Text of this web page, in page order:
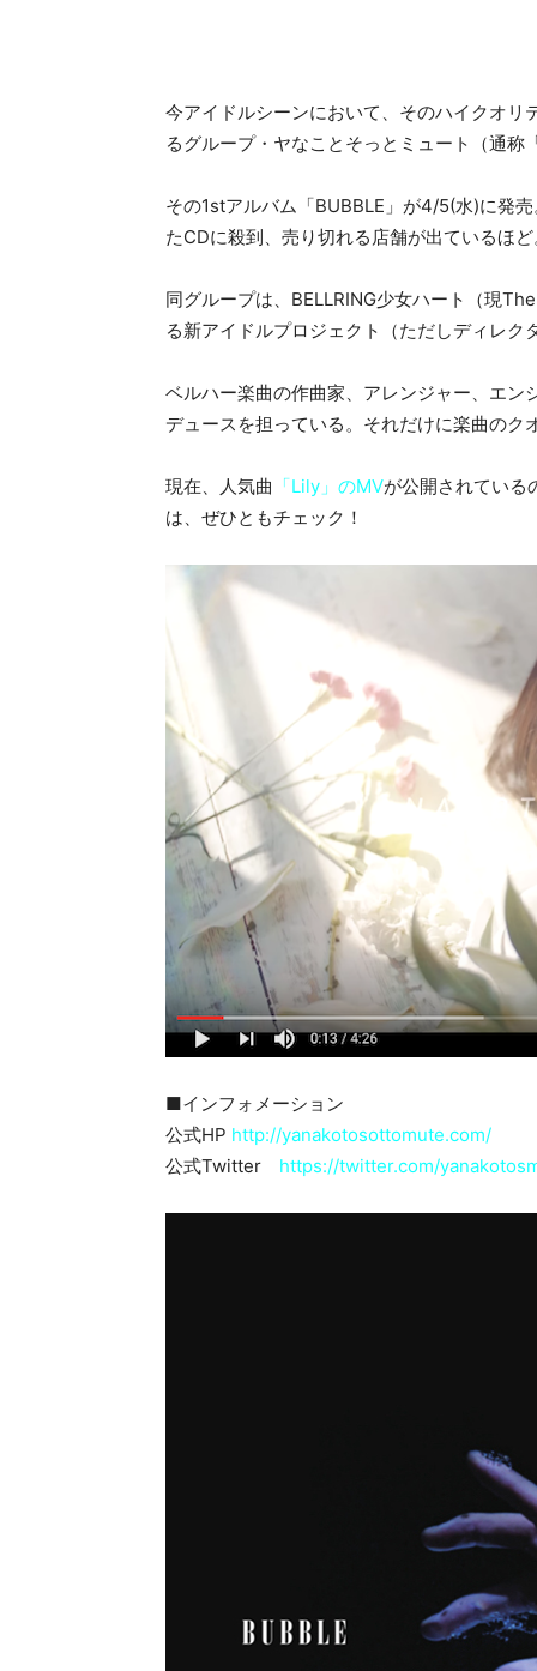
今アイドルシーンにおいて、そのハイクオ
るグループ・ヤなことそっとミュート（通称
その1stアルバム「BUBBLE」が4/5(水)に発
たCDに殺到、売り切れる店舗が出ているほ
同グループは、BELLRING少女ハート（現
る新アイドルプロジェクト（ただしディレ
ベルハー楽曲の作曲家、アレンジャー、エン
デュースを担っている。それだけに楽曲のク
現在、人気曲 「Lily」のMVが公開されている
は、ぜひともチェック！
■インフォメーション
公式HP http://yanakotosottomute.com/
公式Twitter https://twitter.com/